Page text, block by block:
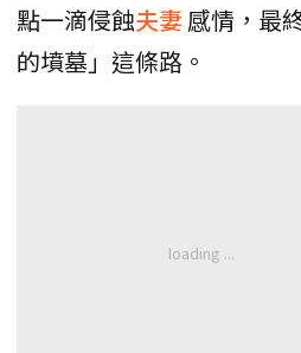
點一滴侵蝕夫妻 感情，最
的墳墓」這條路。